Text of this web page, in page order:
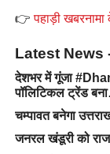
👉पहाड़ी
Latest News
देशभर में गूंजा
पॉलिटिकल ट्रेंड
चम्पावत बनेगा
जनरल खंडूरी को